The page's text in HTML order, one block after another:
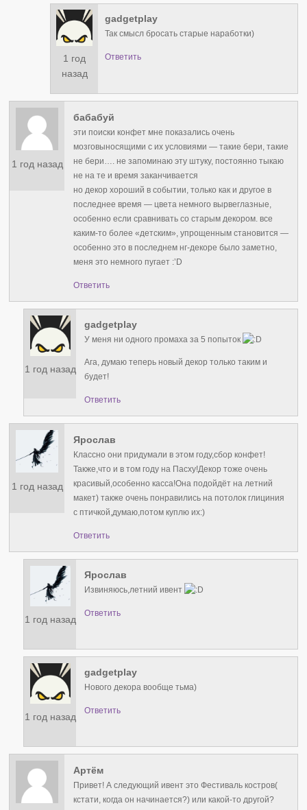
1 год
назад
gadgetplay
Так смысл бросать старые наработки)
Ответить
1 год назад
бабабуй
эти поиски конфет мне показались очень
мозговыносящими с их условиями — такие бери, такие
не бери…. не запоминаю эту штуку, постоянно тыкаю
не на те и время заканчивается
но декор хороший в событии, только как и другое в
последнее время — цвета немного вырвеглазные,
особенно если сравнивать со старым декором. все
каким-то более «детским», упрощенным становится —
особенно это в последнем нг-декоре было заметно,
меня это немного пугает :’D
Ответить
1 год назад
gadgetplay
У меня ни одного промаха за 5 попыток
Ага, думаю теперь новый декор только таким и
будет!
Ответить
1 год назад
Ярослав
Классно они придумали в этом году,сбор конфет!
Также,что и в том году на Пасху!Декор тоже очень
красивый,особенно касса!Она подойдёт на летний
макет) также очень понравились на потолок глициния
с птичкой,думаю,потом куплю их:)
Ответить
1 год назад
Ярослав
Извиняюсь,летний ивент
Ответить
1 год назад
gadgetplay
Нового декора вообще тьма)
Ответить
Артём
Привет! А следующий ивент это Фестиваль костров(
кстати, когда он начинается?) или какой-то другой?